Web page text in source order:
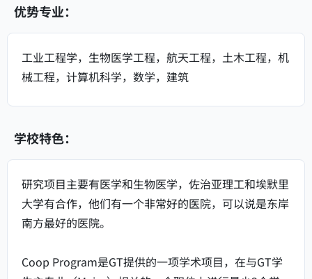
优势专业：
工业工程学，生物医学工程，航天工程，土木工程，机
械工程，计算机科学，数学，建筑
学校特色：
研究项目主要有医学和生物医学，佐治亚理工和埃默里
大学有合作，他们有一个非常好的医院，可以说是东岸
南方最好的医院。
Coop Program是GT提供的一项学术项目，在与GT学